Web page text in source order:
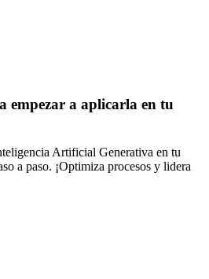
empezar a aplicarla en tu
Artificial Generativa en tu
a paso. ¡Optimiza procesos y lidera